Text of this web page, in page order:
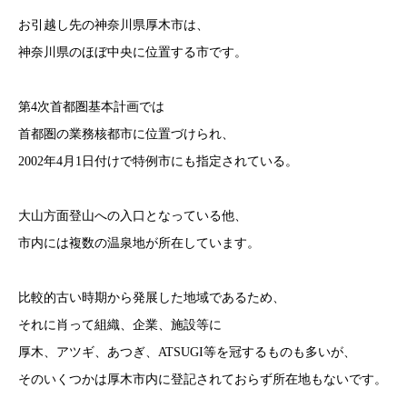
お引越し先の神奈川県厚木市は、
神奈川県のほぼ中央に位置する市です。
第4次首都圏基本計画では
首都圏の業務核都市に位置づけられ、
2002年4月1日付けで特例市にも指定されている。
大山方面登山への入口となっている他、
市内には複数の温泉地が所在しています。
比較的古い時期から発展した地域であるため、
それに肖って組織、企業、施設等に
厚木、アツギ、あつぎ、ATSUGI等を冠するものも多いが、
そのいくつかは厚木市内に登記されておらず所在地もないです。